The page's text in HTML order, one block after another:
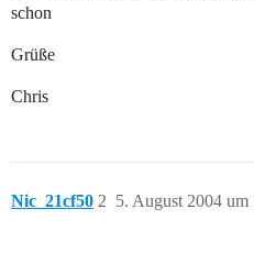
schon
Grüße
Chris
Nic_21cf50 5. August 2004 um
2